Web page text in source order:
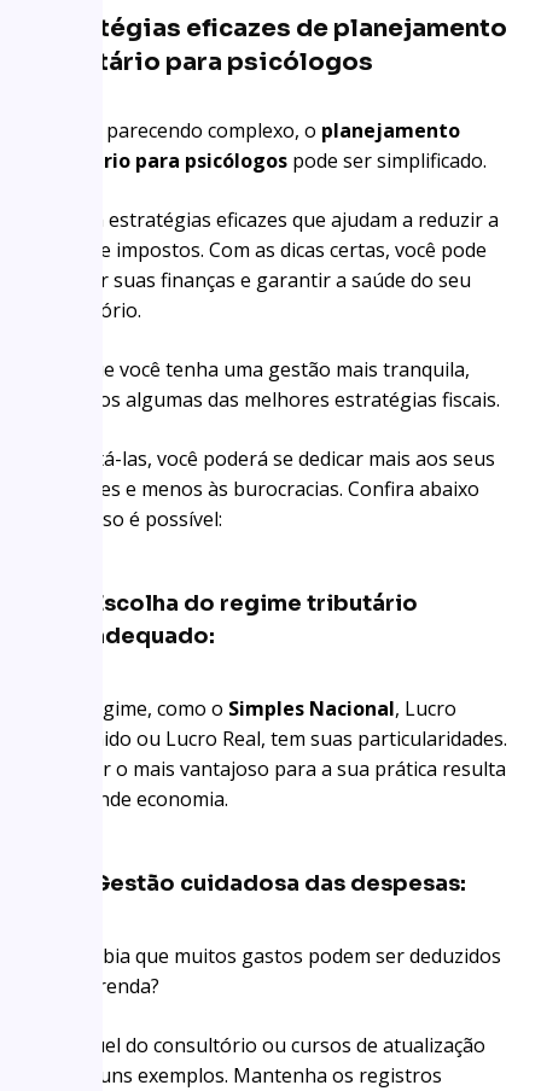
Estratégias eficazes de planejamento
tributário para psicólogos
Mesmo parecendo complexo, o planejamento
tributário para psicólogos pode ser simplificado.
Existem estratégias eficazes que ajudam a reduzir a
carga de impostos. Com as dicas certas, você pode
otimizar suas finanças e garantir a saúde do seu
consultório.
Para que você tenha uma gestão mais tranquila,
reunimos algumas das melhores estratégias fiscais.
Ao adotá-las, você poderá se dedicar mais aos seus
pacientes e menos às burocracias. Confira abaixo
como isso é possível:
Escolha do regime tributário
adequado:
Cada regime, como o Simples Nacional, Lucro
Presumido ou Lucro Real, tem suas particularidades.
Escolher o mais vantajoso para a sua prática resulta
em grande economia.
Gestão cuidadosa das despesas:
Você sabia que muitos gastos podem ser deduzidos
de sua renda?
O aluguel do consultório ou cursos de atualização
são alguns exemplos. Mantenha os registros